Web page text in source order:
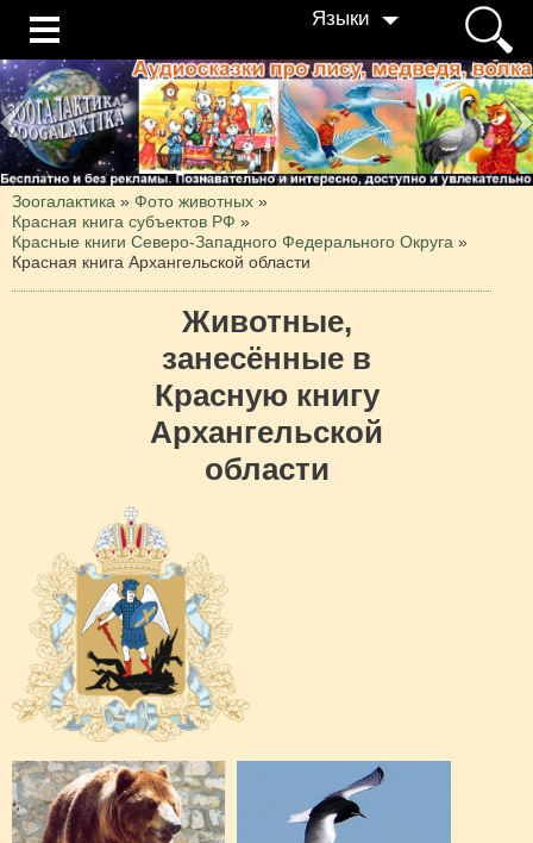
Языки
Зоогалактика » Фото животных »
Красная книга субъектов РФ »
Красные книги Северо-Западного Федерального Округа »
Красная книга Архангельской области
Животные,
занесённые в
Красную книгу
Архангельской
области